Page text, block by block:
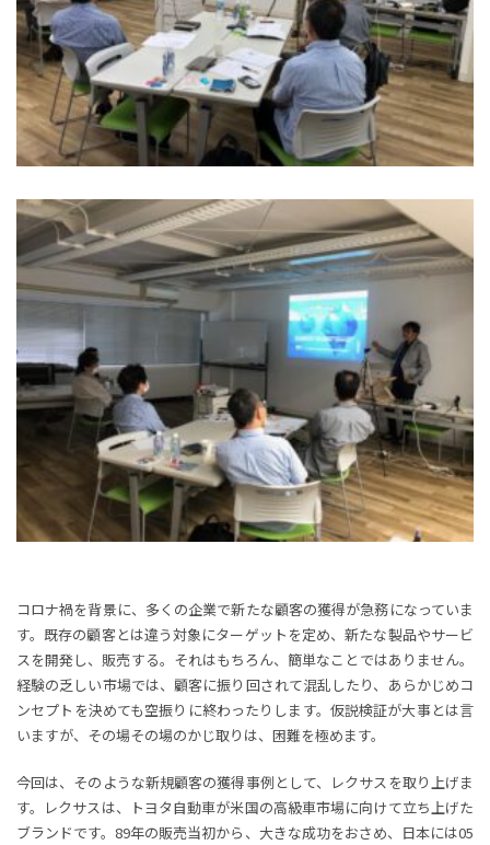
コロナ禍を背景に、多くの企業で新たな顧客の獲得が急務になっていま
す。既存の顧客とは違う対象にターゲットを定め、新たな製品やサービ
スを開発し、販売する。それはもちろん、簡単なことではありません。
経験の乏しい市場では、顧客に振り回されて混乱したり、あらかじめコ
ンセプトを決めても空振りに終わったりします。仮説検証が大事とは言
いますが、その場その場のかじ取りは、困難を極めます。
今回は、そのような新規顧客の獲得事例として、レクサスを取り上げま
す。レクサスは、トヨタ自動車が米国の高級車市場に向けて立ち上げた
ブランドです。89年の販売当初から、大きな成功をおさめ、日本には05